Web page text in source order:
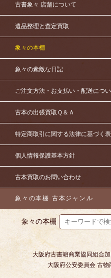
古書象々 店舗について
遺品整理と査定買取
象々の本棚
象々の素敵な日記
ご注文方法・お支払い・配送につ
古本の出張買取Ｑ＆Ａ
特定商取引に関する法律に基づく
個人情報保護基本方針
古本買取のお問い合わせ
象々の本棚 古本ジャンル
象々の本棚
大阪府古書籍商業協同組合
大阪府公安委員会 古物